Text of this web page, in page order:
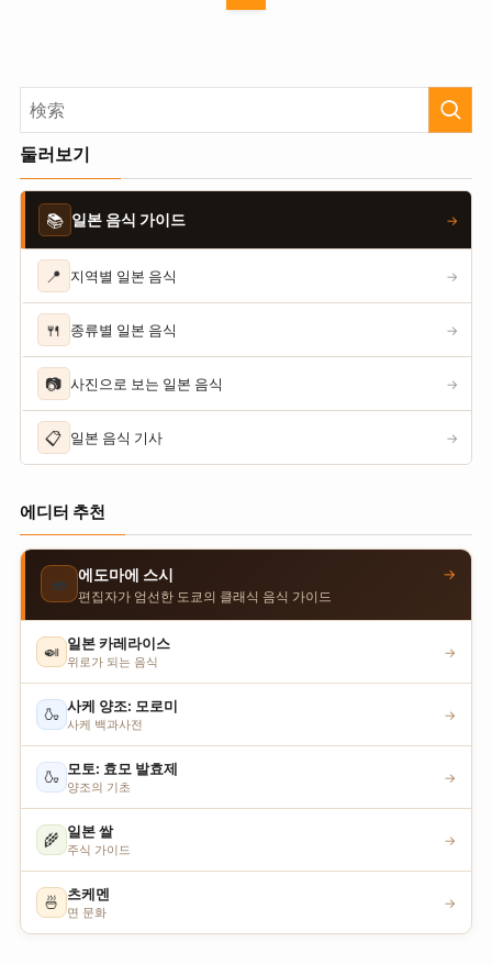
둘러보기
📚 일본 음식 가이드 →
📍 지역별 일본 음식 →
🍴 종류별 일본 음식 →
📷 사진으로 보는 일본 음식 →
📋 일본 음식 기사 →
에디터 추천
🍣 에도마에 스시
편집자가 엄선한 도쿄의 클래식 음식 가이드
→
🍛 일본 카레라이스
위로가 되는 음식
→
🍶 사케 양조: 모로미
사케 백과사전
→
🍶 모토: 효모 발효제
양조의 기초
→
🌾 일본 쌀
주식 가이드
→
🍜 츠케멘
면 문화
→